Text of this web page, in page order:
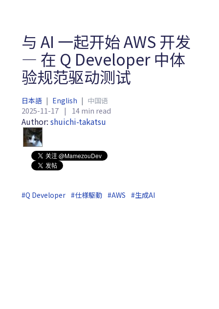
与 AI 一起开始 AWS 开发
― 在 Q Developer 中体
验规范驱动测试
日本語 | English | 中国语
2025-11-17 | 14 min read
Author: shuichi-takatsu
#Q Developer #仕様駆動 #AWS #生成AI